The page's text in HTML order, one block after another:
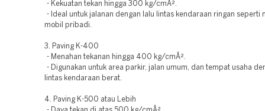
- Kekuatan tekan hingga 300 kg/cmÂ².
- Ideal untuk jalanan dengan lalu lintas kendaraan ringan seperti
mobil pribadi.
3. Paving K-400
- Menahan tekanan hingga 400 kg/cmÂ².
- Digunakan untuk area parkir, jalan umum, dan tempat usaha
lintas kendaraan berat.
4. Paving K-500 atau Lebih